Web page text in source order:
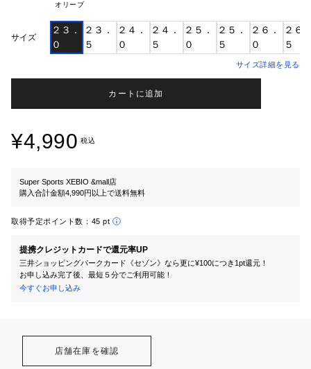
オリーブ
サイズ
２３．
０
２３．
５
２４．
０
２４．
５
２５．
０
２５．
５
２６．
０
２６
５
サイズ詳細を見る
カートに追加
¥4,990 税込
Super Sports XEBIO &mall店
購入合計金額4,990円以上で送料無料
取得予定ポイント数： 45 pt
提携クレジットカードで還元率UP
三井ショッピングパークカード《セゾン》なら更に¥100につき1pt還元！
お申し込み完了後、最短５分でご利用可能！
今すぐお申し込み
店舗在庫を確認